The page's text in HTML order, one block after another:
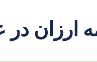
ارزان در